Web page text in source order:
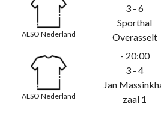
ALSO Nederland
3 - 6
Sporthal
Overasselt
ALSO Nederland
- 20:00
3 - 4
Jan
zaal 1